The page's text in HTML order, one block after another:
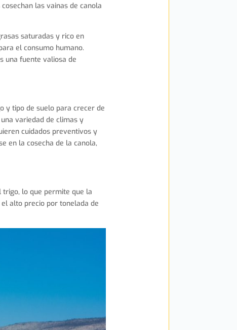
las vainas de canola
saturadas y rico en
el consumo humano.
una fuente valiosa de
y tipo de suelo para crecer de
variedad de climas y
cuidados preventivos y
en la cosecha de la canola,
trigo, lo que permite que la
alto precio por tonelada de